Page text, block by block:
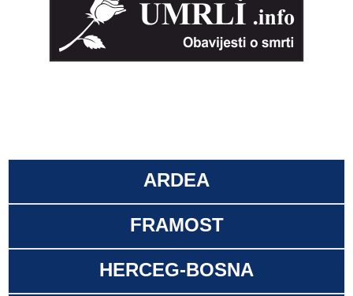
ARDEA
FRAMOST
HERCEG-BOSNA